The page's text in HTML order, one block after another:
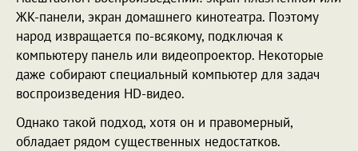
ЖК-панели, экран домашнего кинотеатра. Поэтому
народ извращается по-всякому, подключая к
компьютеру панель или видеопроектор. Некоторые
даже собирают специальный компьютер для задач
воспроизведения HD-видео.
Однако такой подход, хотя он и правомерный,
обладает рядом существенных недостатков.